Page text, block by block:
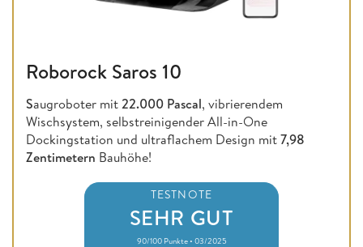
Roborock Saros 10
Saugroboter mit22.000 Pascal, vibrierendem
Wischsystem, selbstreinigender All-in-One
Dockingstation und ultraflachem Design mit7,98
Zentimetern Bauhöhe!
TESTNOTE
SEHR GUT
90/100 Punkte • 03/2025